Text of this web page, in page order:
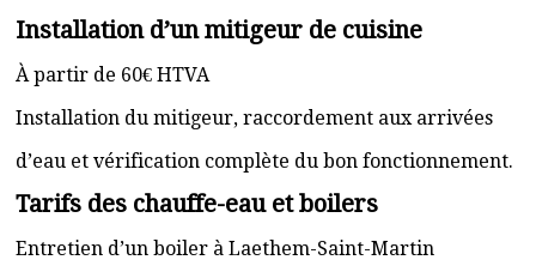
Installation d’un mitigeur de cuisine
À partir de 60€ HTVA
Installation du mitigeur, raccordement aux arrivées
d’eau et vérification complète du bon fonctionnement.
Tarifs des chauffe-eau et boilers
Entretien d’un boiler à Laethem-Saint-Martin